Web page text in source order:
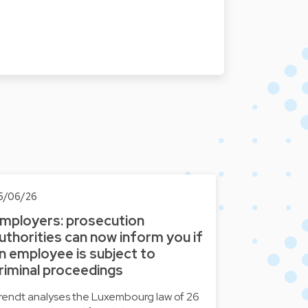
06/26
prosecution
can now inform you if
employee is subject to
proceedings
analyses the Luxembourg law of 26